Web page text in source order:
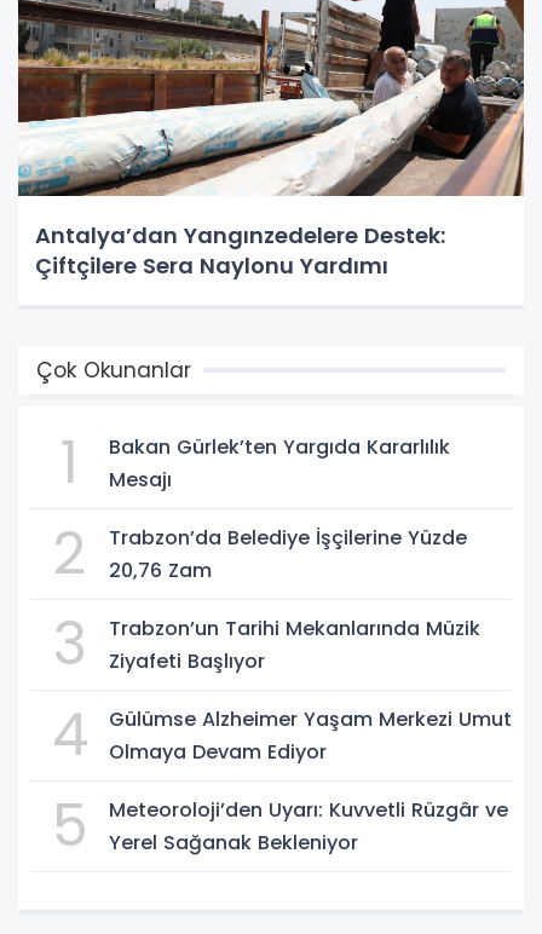
Antalya’dan Yangınzedelere Destek:
Çiftçilere Sera Naylonu Yardımı
Çok Okunanlar
1
Bakan Gürlek’ten Yargıda Kararlılık
Mesajı
2
Trabzon’da Belediye İşçilerine Yüzde
20,76 Zam
3
Trabzon’un Tarihi Mekanlarında Müzik
Ziyafeti Başlıyor
4
Gülümse Alzheimer Yaşam Merkezi Umut
Olmaya Devam Ediyor
5
Meteoroloji’den Uyarı: Kuvvetli Rüzgâr ve
Yerel Sağanak Bekleniyor